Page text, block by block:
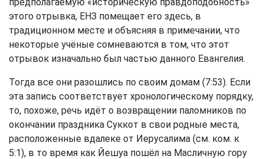
этого отрывка, ЕНЗ помещает его здесь, в
традиционном месте и объясняя в примечании, что
некоторые учёные сомневаются в том, что этот
отрывок изначально был частью данного Евангелия.
Тогда все они разошлись по своим домам (7:53). Если
эта запись соответствует хронологическому порядку,
то, похоже, речь идёт о возвращении паломников по
окончании праздника Суккот в свои родные места,
расположенные вдалеке от Иерусалима (см. ком. к
5:1), в то время как Йешуа пошёл на Масличную гору